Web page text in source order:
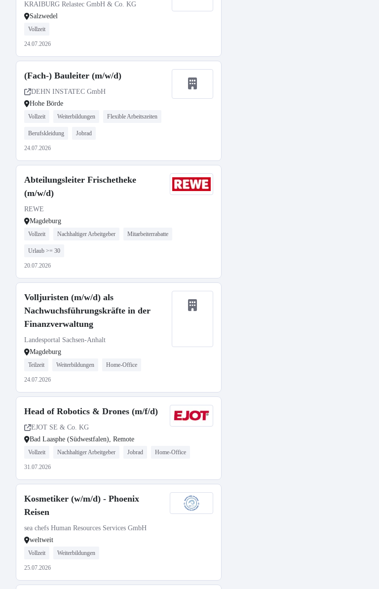
KRAIBURG Relastec GmbH & Co. KG
Salzwedel
Vollzeit
24.07.2026
(Fach-) Bauleiter (m/w/d)
DEHN INSTATEC GmbH
Hohe Börde
Vollzeit Weiterbildungen Flexible Arbeitszeiten
Berufskleidung Jobrad
24.07.2026
Abteilungsleiter Frischetheke
(m/w/d)
REWE
Magdeburg
Vollzeit Nachhaltiger Arbeitgeber Mitarbeiterrabatte
Urlaub >= 30
20.07.2026
Volljuristen (m/w/d) als
Nachwuchsführungskräfte in der
Finanzverwaltung
Landesportal Sachsen-Anhalt
Magdeburg
Teilzeit Weiterbildungen Home-Office
24.07.2026
Head of Robotics & Drones (m/f/d)
EJOT SE & Co. KG
Bad Laasphe (Südwestfalen), Remote
Vollzeit Nachhaltiger Arbeitgeber Jobrad Home-Office
31.07.2026
Kosmetiker (w/m/d) - Phoenix
Reisen
sea chefs Human Resources Services GmbH
weltweit
Vollzeit Weiterbildungen
25.07.2026